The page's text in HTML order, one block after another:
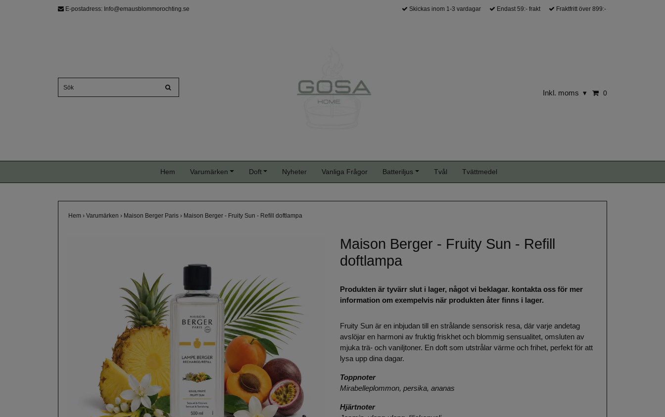
E-postadress: Info@emausblommorochting.se Skickas inom 1-3 vardagar Endast 59:- frakt Fraktfritt över 899:-
Inkl. moms ▾ 0
Hem Varumärken Doft Nyheter Vanliga Frågor Batteriljus Tvål Tvättmedel
Hem › Varumärken › Maison Berger Paris › Maison Berger - Fruity Sun - Refill doftlampa
Maison Berger - Fruity Sun - Refill
doftlampa
Produkten är tyvärr slut i lager, något vi beklagar. kontakta oss för mer
information om exempelvis när produkten åter finns i lager.
Fruity Sun är en inbjudan till en strålande sensorisk resa, där varje andetag
avslöjar en harmoni av fruktig friskhet och blommig sensualitet, omsluten av
mjuka trä- och vaniljtoner. En doft som utstrålar värme och frihet, perfekt för att
lysa upp dina dagar.
Toppnoter
Mirabelleplommon, persika, ananas
Hjärtnoter